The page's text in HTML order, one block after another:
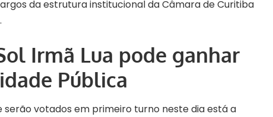
da estrutura institucional da Câmara de Curitiba
.
Irmã Lua pode ganhar
Pública
serão votados em primeiro turno neste dia está a